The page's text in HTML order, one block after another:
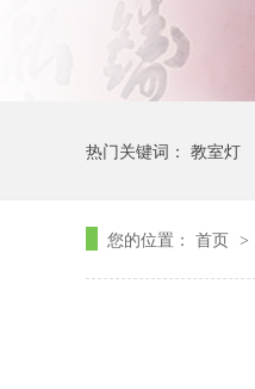
热门关键词： 教室灯
您的位置： 首页 >